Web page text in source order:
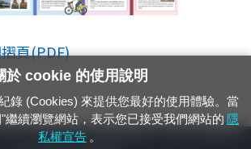
頁(PDF)
（市話、手機，僅限發現軌道、平交道、橋樑及隧
於 cookie 的使用說明
錄 (Cookies) 來提供您最好的使用體驗。當
繼續瀏覽網站，表示您已接受我們網站的 隱
私權宣告 。